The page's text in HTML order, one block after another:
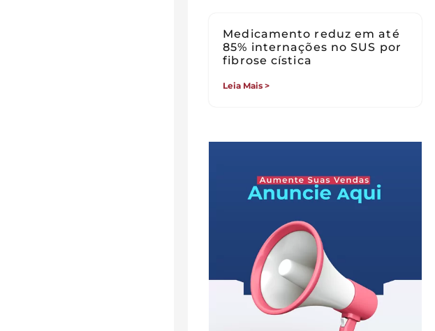
Medicamento reduz em até
85% internações no SUS por
fibrose cística
Leia Mais >